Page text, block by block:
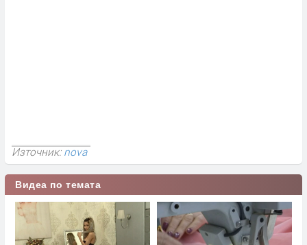
Източник:nova
Видеа по темата